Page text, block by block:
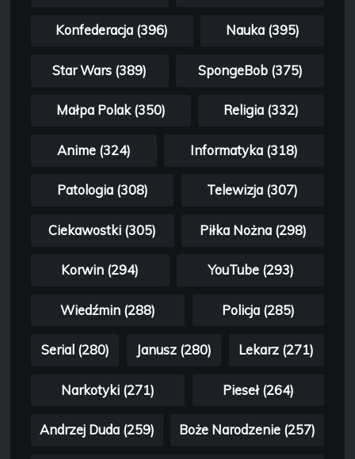
Konfederacja (396) Nauka (395)
Star Wars (389) SpongeBob (375)
Małpa Polak (350) Religia (332)
Anime (324) Informatyka (318)
Patologia (308) Telewizja (307)
Ciekawostki (305) Piłka Nożna (298)
Korwin (294) YouTube (293)
Wiedźmin (288) Policja (285)
Serial (280) Janusz (280) Lekarz (271)
Narkotyki (271) Pieseł (264)
Andrzej Duda (259) Boże Narodzenie (257)